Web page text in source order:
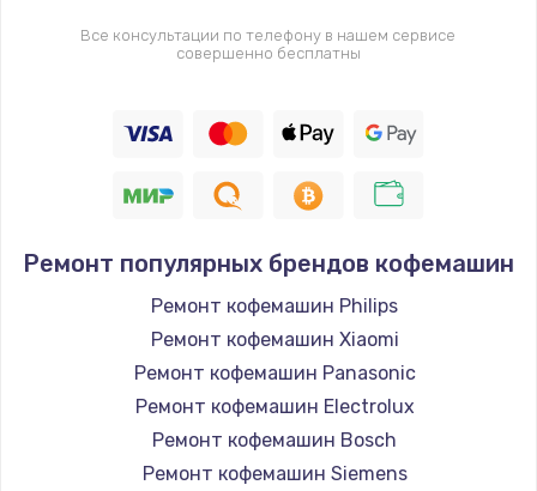
Все консультации по телефону в нашем сервисе
совершенно бесплатны
Ремонт популярных брендов кофемашин
Ремонт кофемашин Philips
Ремонт кофемашин Xiaomi
Ремонт кофемашин Panasonic
Ремонт кофемашин Electrolux
Ремонт кофемашин Bosch
Ремонт кофемашин Siemens